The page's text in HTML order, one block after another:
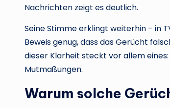
Nachrichten zeigt es deutlich.
Seine Stimme erklingt weiterhin – in
Beweis genug, dass das Gerücht
dieser Klarheit steckt vor allem
Mutmaßungen.
Warum solche